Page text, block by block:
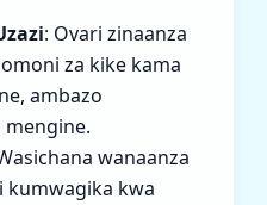
: Ovari zinaanza
za kike kama
ambazo
wanaanza
kumwagika kwa